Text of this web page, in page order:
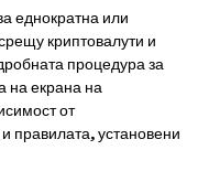
еднократна или
криптовалути и
процедура за
на екрана на
от
правилата, установени